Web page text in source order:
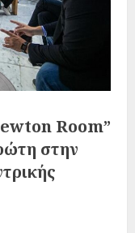
Room”
στην